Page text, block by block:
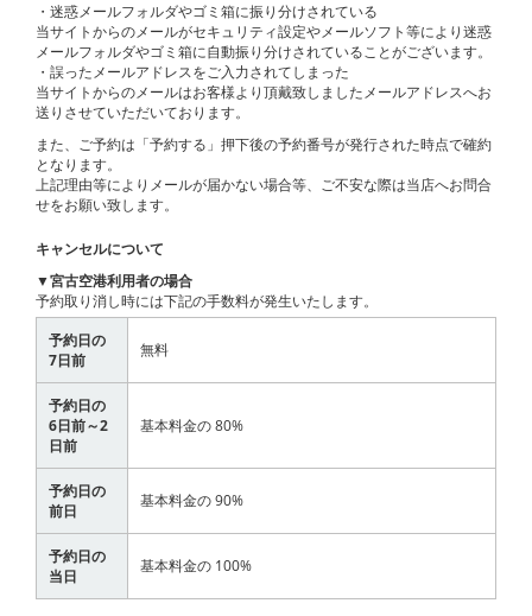
・迷惑メールフォルダやゴミ箱に振り分けされている
当サイトからのメールがセキュリティ設定やメールソフト等により迷惑
メールフォルダやゴミ箱に自動振り分けされていることがございます。
・誤ったメールアドレスをご入力されてしまった
当サイトからのメールはお客様より頂戴致しましたメールアドレスへお
送りさせていただいております。
また、ご予約は「予約する」押下後の予約番号が発行された時点で確約
となります。
上記理由等によりメールが届かない場合等、ご不安な際は当店へお問合
せをお願い致します。
キャンセルについて
▼宮古空港利用者の場合
予約取り消し時には下記の手数料が発生いたします。
予約日の
7日前
無料
予約日の
6日前～2
日前
基本料金の 80%
予約日の
前日
基本料金の 90%
予約日の
当日
基本料金の 100%